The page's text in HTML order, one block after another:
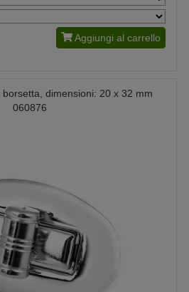
Aggiungi al carrello
dimensioni: 20 x 32 mm
060876